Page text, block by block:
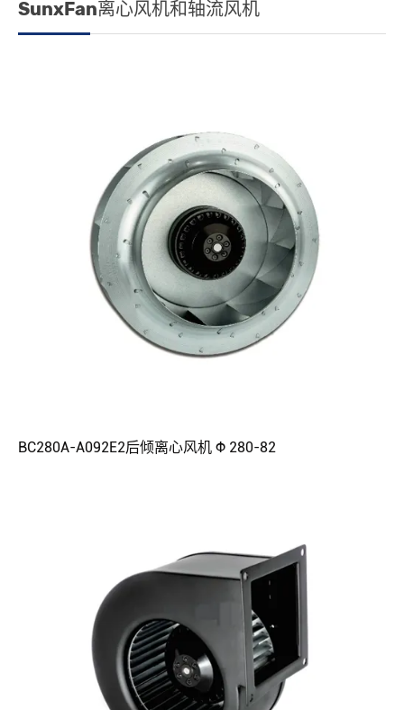
SunxFan离心风机和轴流风机
BC280A-A092E2后倾离心风机 Φ 280-82